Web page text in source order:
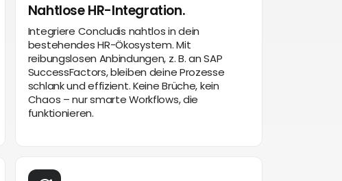
Nahtlose HR-Integration.
Integriere Concludis nahtlos in dein
bestehendes HR-Ökosystem. Mit
reibungslosen Anbindungen, z. B. an SAP
SuccessFactors, bleiben deine Prozesse
schlank und effizient. Keine Brüche, kein
Chaos – nur smarte Workflows, die
funktionieren.